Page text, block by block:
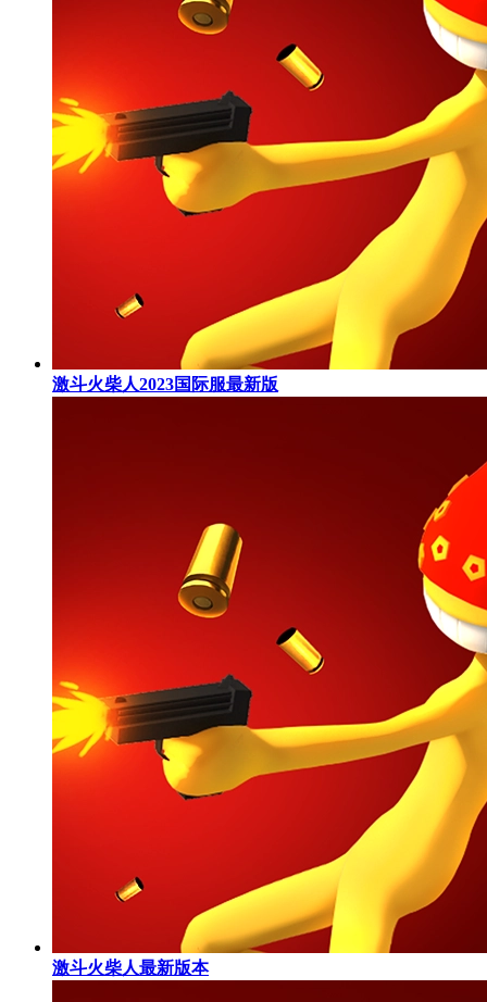
激斗火柴人2023国际服最新版
激斗火柴人最新版本